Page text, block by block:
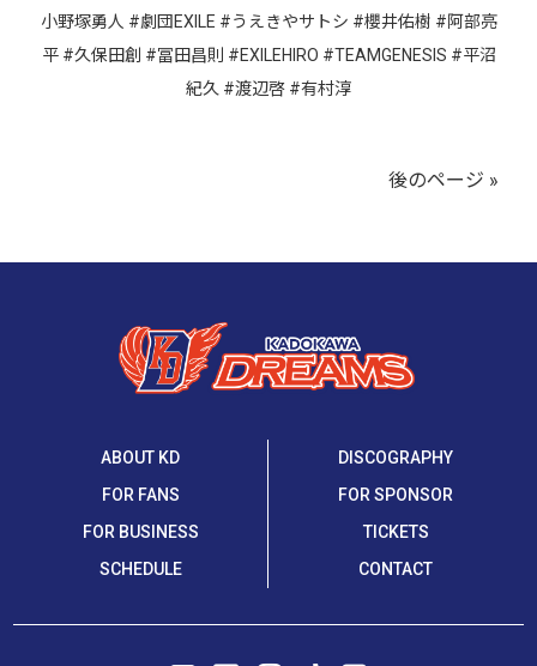
小野塚勇人 #劇団EXILE #うえきやサトシ #櫻井佑樹 #阿部亮
平 #久保田創 #冨田昌則 #EXILEHIRO #TEAMGENESIS #平沼
紀久 #渡辺啓 #有村淳
後のページ »
ABOUT KD
DISCOGRAPHY
FOR FANS
FOR SPONSOR
FOR BUSINESS
TICKETS
SCHEDULE
CONTACT